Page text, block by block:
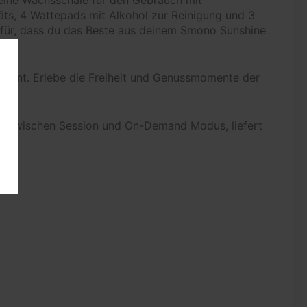
4 Wattepads mit Alkohol zur Reinigung und 3
dass du das Beste aus deinem Smono Sunshine
Erlebe die Freiheit und Genussmomente der
Session und On-Demand Modus, liefert